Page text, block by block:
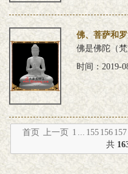
佛、菩萨和
佛是佛陀（
时间：2019-
首页 上一页 1 155 156 157
共